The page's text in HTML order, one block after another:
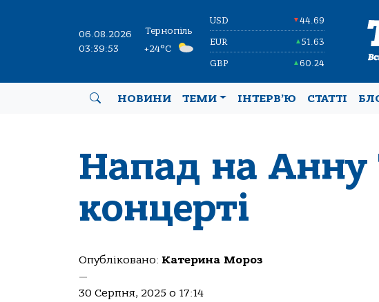
06.08.2026
03:39:54
Тернопіль
+24°C
USD ▼44.69
EUR ▲51.63
GBP ▲60.24
НОВИНИ ТЕМИ ІНТЕРВ’Ю СТАТТІ
Напад на Анну
концерті
Опубліковано: Катерина Мороз
—
30 Серпня, 2025 о 17:14